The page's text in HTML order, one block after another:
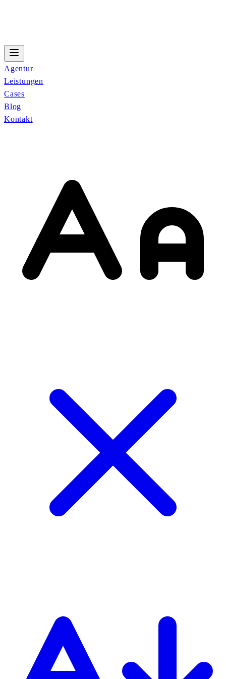
Agentur
Leistungen
Cases
Blog
Kontakt